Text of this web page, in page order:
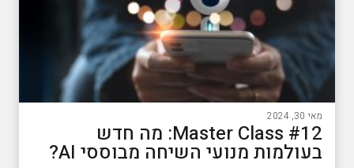
מאי 30, 2024
#12 Master Class: מה חדש
בעולמות מנועי השיחה מבוססי AI?